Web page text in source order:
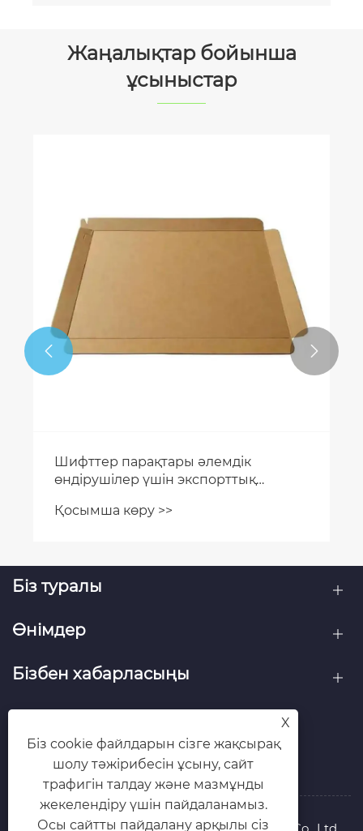
Жаңалықтар бойынша
ұсыныстар
Шифттер парақтары әлемдік
өндірушілер үшін экспорттық
көмектеседі?
Қосымша көру >>
 
Біз туралы
Өнімдер
Бізбен хабарласыңы
X
Біз cookie файлдарын сізге жақсырақ
шолу тәжірибесін ұсыну, сайт
трафигін талдау және мазмұнды
жекелендіру үшін пайдаланамыз.
Осы сайтты пайдалану арқылы сіз